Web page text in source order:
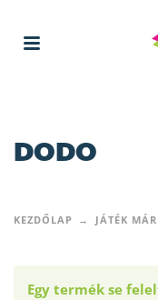
DODO
KEZDŐLAP JÁTÉK
Egy termék se